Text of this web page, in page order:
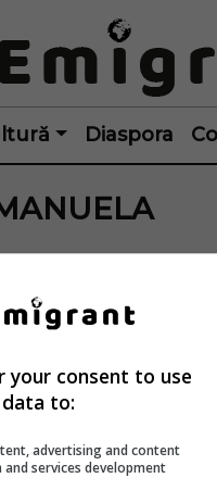
Diaspora
your consent to use
to:
advertising and content
services development